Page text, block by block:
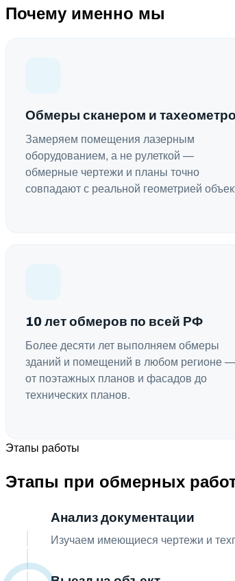
Почему именно мы
Обмеры сканером и
Замеряем помещения лазерным
оборудованием, а не рулеткой —
обмерные чертежи и планы точно
совпадают с реальной геометрией
10 лет обмеров по всей РФ
Более десяти лет выполняем обмеры
зданий и помещений в любом регионе —
от поэтажных планов и фасадов до
технических планов.
Этапы работы
Этапы при обмерных
Анализ документации
Изучаем имеющиеся чертежи и